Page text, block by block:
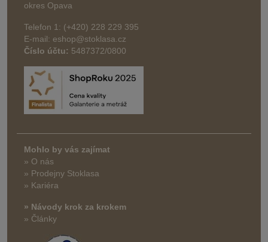
okres Opava
Telefon 1: (+420) 228 229 395
E-mail: eshop@stoklasa.cz
Číslo účtu: 5487372/0800
Mohlo by vás zajímat
» O nás
» Prodejny Stoklasa
» Kariéra
» Návody krok za krokem
» Články